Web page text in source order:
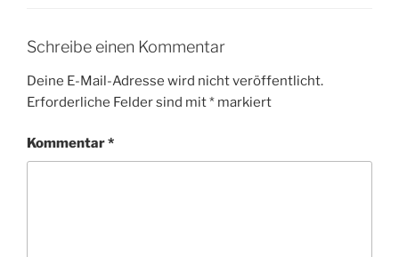
Schreibe einen Kommentar
Deine E-Mail-Adresse wird nicht veröffentlicht.
Erforderliche Felder sind mit* markiert
Kommentar*